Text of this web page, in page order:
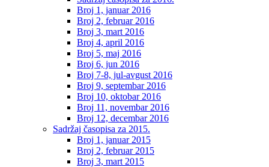
Broj 1, januar 2016
Broj 2, februar 2016
Broj 3, mart 2016
Broj 4, april 2016
Broj 5, maj 2016
Broj 6, jun 2016
Broj 7-8, jul-avgust 2016
Broj 9, septembar 2016
Broj 10, oktobar 2016
Broj 11, novembar 2016
Broj 12, decembar 2016
Sadržaj časopisa za 2015.
Broj 1, januar 2015
Broj 2, februar 2015
Broj 3, mart 2015